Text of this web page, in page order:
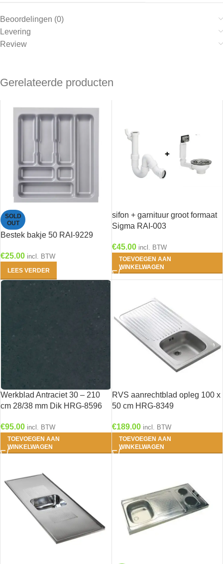
Beoordelingen (0)
Levering
Review
Gerelateerde producten
SOLD
OUT
Bestek bakje 50 RAI-9229
€25.00 incl. BTW
LEES VERDER
sifon + garnituur groot formaat
Sigma RAI-003
€45.00 incl. BTW
TOEVOEGEN AAN
WINKELWAGEN
Werkblad Antraciet 30 – 210
cm 28/38 mm Dik HRG-8596
€95.00 incl. BTW
TOEVOEGEN AAN
WINKELWAGEN
RVS aanrechtblad opleg 100 x
50 cm HRG-8349
€189.00 incl. BTW
TOEVOEGEN AAN
WINKELWAGEN